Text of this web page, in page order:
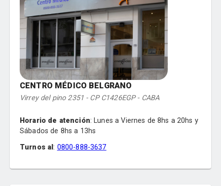
CENTRO MÉDICO BELGRANO
Virrey del pino 2351 - CP C1426EGP - CABA
Horario de atención: Lunes a Viernes de 8hs a 20hs y
Sábados de 8hs a 13hs
Turnos al: 0800-888-3637